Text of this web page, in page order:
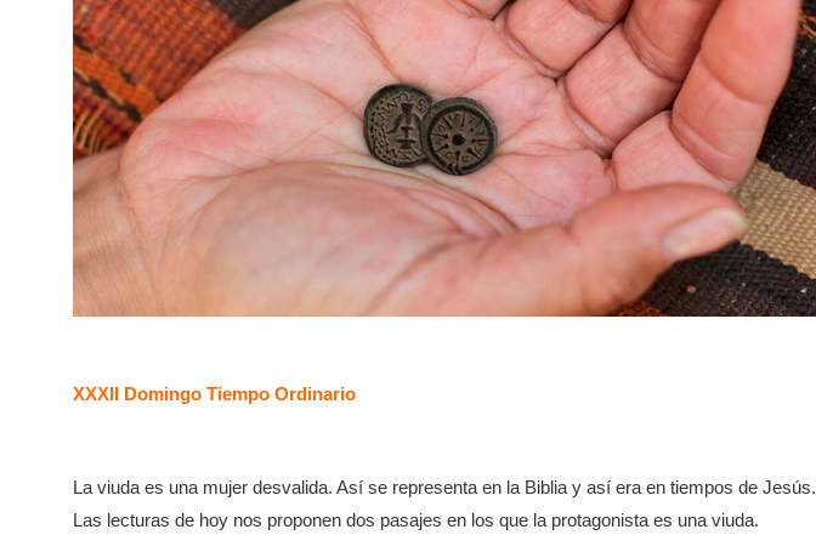
XXXII Domingo Tiempo Ordinario
La viuda es una mujer desvalida. Así se representa en la Biblia y así era en tiempos de Jesús.
Las lecturas de hoy nos proponen dos pasajes en los que la protagonista es una viuda.